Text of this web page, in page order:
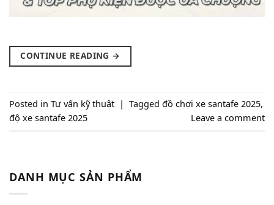
CONTINUE READING →
Posted in Tư vấn kỹ thuật | Tagged đồ chơi xe santafe 2025,
độ xe santafe 2025
Leave a comment
DANH MỤC SẢN PHẨM